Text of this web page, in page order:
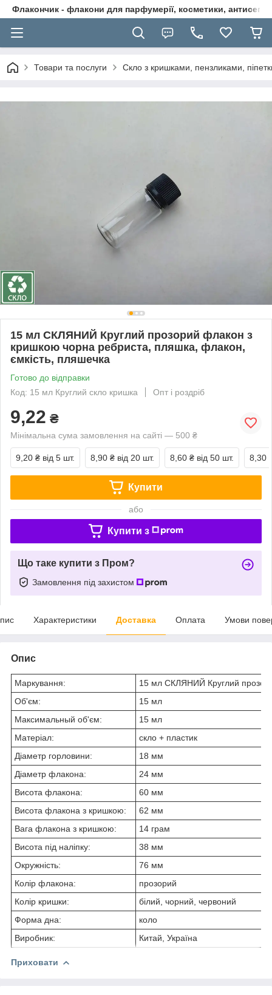
Флакончик - флакони для парфумерії, косметики,
Товари та послуги Скло з кришками, пензликами,
15 мл СКЛЯНИЙ Круглий прозорий флакон з
кришкою чорна ребриста, пляшка, флакон,
ємкість, пляшечка
Готово до відправки
Код: 15 мл Круглий скло кришка
Опт і роздріб
9,22 ₴
Мінімальна сума замовлення на сайті — 500 ₴
9,20 ₴ від 5 шт. 8,90 ₴ від 20 шт. 8,60 ₴ від 50 шт. 8,30
Купити
або
Купити з
Що таке купити з Пром?
Замовлення під захистом
Характеристики Доставка Оплата Умови
Опис
Маркування:
15 мл СКЛЯНИЙ Круглий
Об'єм:
15 мл
Максимальный об'єм:
15 мл
Матеріал:
скло + пластик
Діаметр горловини:
18 мм
Діаметр флакона:
24 мм
Висота флакона:
60 мм
Висота флакона з кришкою:
62 мм
Вага флакона з кришкою:
14 грам
Висота під наліпку:
38 мм
Окружність:
76 мм
Колір флакона:
прозорий
Колір кришки:
білий, чорний, червоний
Форма дна:
коло
Виробник:
Китай, Україна
Приховати